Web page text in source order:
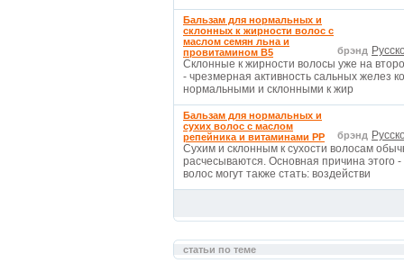
Бальзам для нормальных и
склонных к жирности волос с
маслом семян льна и
провитамином В5
брэнд
Склонные к жирности волосы уже на
- чрезмерная активность сальных желез
нормальными и склонными к жир
Бальзам для нормальных и
сухих волос с маслом
репейника и витаминами РР
брэнд
Сухим и склонным к сухости волосам
расчесываются. Основная причина
волос могут также стать: воздействи
статьи по теме